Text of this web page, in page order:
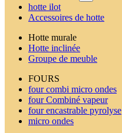
hotte ilot
Accessoires de hotte
Hotte murale
Hotte inclinée
Groupe de meuble
FOURS
four combi micro ondes
four Combiné vapeur
four encastrable pyrolyse
micro ondes